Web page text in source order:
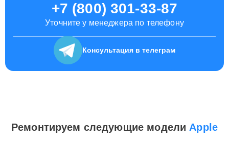
+7 (800) 301-33-87
Уточните у менеджера по телефону
Консультация в телеграм
Ремонтируем следующие модели Apple